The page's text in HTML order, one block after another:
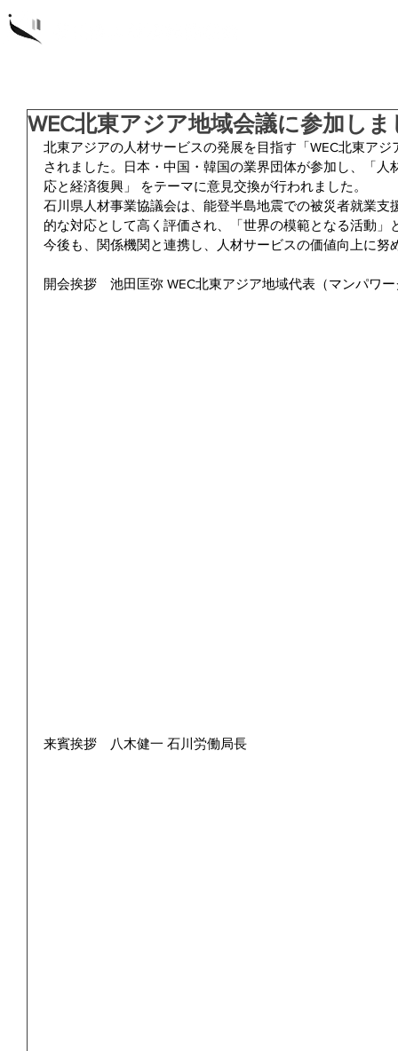
WEC北東アジア地域会議に参加しま
北東アジアの人材サービスの発展を目指す「WEC北東ア
されました。日本・中国・韓国の業界団体が参加し、「
応と経済復興」 をテーマに意見交換が行われました。
石川県人材事業協議会は、能登半島地震での被災者就業支
的な対応として高く評価され、「世界の模範となる活動」
今後も、関係機関と連携し、人材サービスの価値向上に努
開会挨拶　池田匡弥 WEC北東アジア地域代表（マンパワ
来賓挨拶　八木健一 石川労働局長